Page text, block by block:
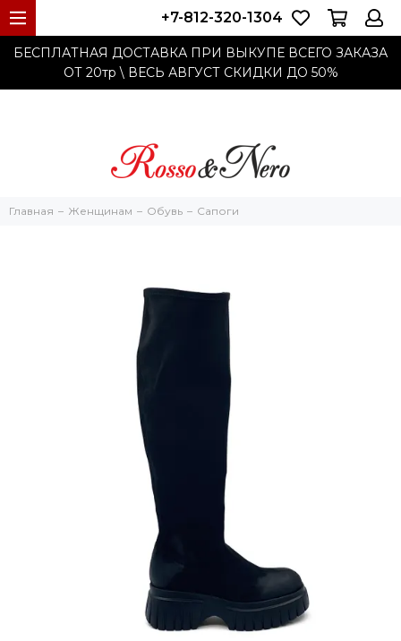
БЕСПЛАТНАЯ ДОСТАВКА ПРИ ВЫКУПЕ ВСЕГО ЗАКАЗА
ОТ 20тр \ ВЕСЬ АВГУСТ СКИДКИ ДО 50%
+7-812-320-1304
Главная Женщинам Обувь Сапоги